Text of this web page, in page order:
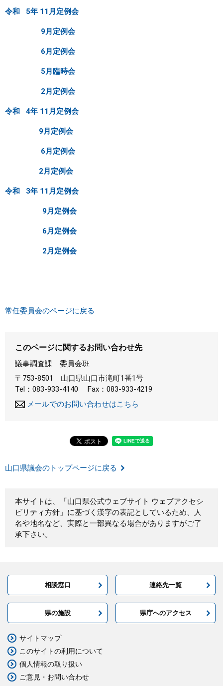
令和 5年 11月定例会
9月定例会
6月定例会
5月臨時会
2月定例会
令和 4年 11月定例会
9月定例会
6月定例会
2月定例会
令和 3年 11月定例会
9月定例会
6月定例会
2月定例会
常任委員会のページに戻る
このページに関するお問い合わせ先
議事調査課
委員会班
〒753-8501
山口県山口市滝町1番1号
Tel：083-933-4140
Fax：083-933-4219
メールでのお問い合わせはこちら
山口県議会のトップページに戻る
本サイトは、「山口県公式ウェブサイト ウェブアクセシ
ビリティ方針」に基づく漢字の表記としているため、人
名や地名など、実際と一部異なる場合がありますがご了
承下さい。
相談窓口 連絡先一覧
県の施設 県庁へのアクセス
サイトマップ
このサイトの利用について
個人情報の取り扱い
ご意見・お問い合わせ